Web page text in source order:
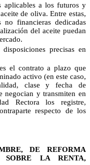
aplicables a los futuros y
de oliva. Entre estas,
no financieras dedicadas
del aceite puedan
precisas en
el contrato a plazo que
activo (en este caso,
clase y fecha de
negocian y transmiten en
Rectora los registre,
respecto de los
DE REFORMA
SOBRE LA RENTA,